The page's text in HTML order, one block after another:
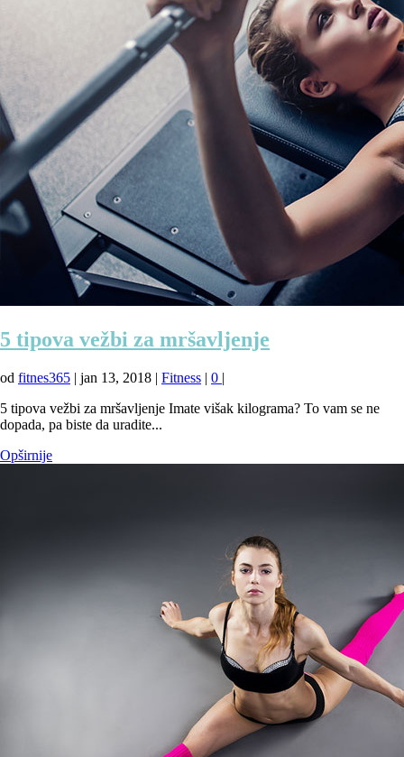
5 tipova vežbi za mršavljenje
od fitnes365 | jan 13, 2018 | Fitness | 0 |
5 tipova vežbi za mršavljenje Imate višak kilograma? To vam se ne
dopada, pa biste da uradite...
Opširnije